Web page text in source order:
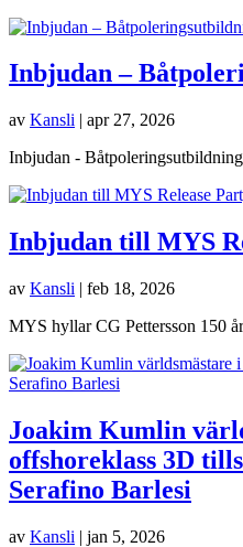
Inbjudan –
av Kansli | apr 27, 2026
Inbjudan -
Inbjudan till MYS
av Kansli | feb 18, 2026
MYS hyllar CG Pettersson 150
Joakim Kumlin
offshoreklass 3D
Serafino Barlesi
av Kansli | jan 5, 2026